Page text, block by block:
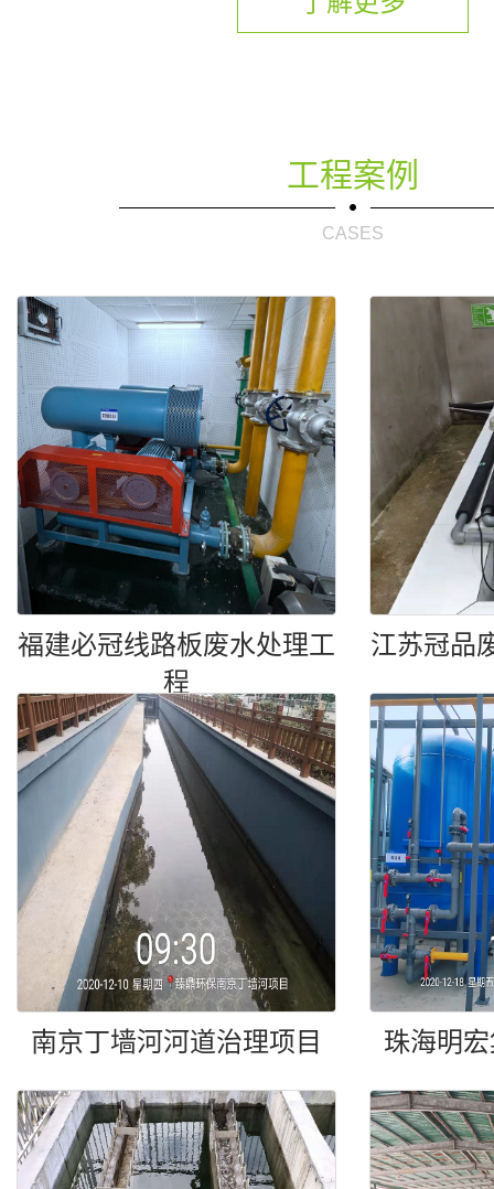
工程案例
CASES
福建必冠线路板废水处理工
程
江苏冠品
南京丁墙河河道治理项目 珠海明